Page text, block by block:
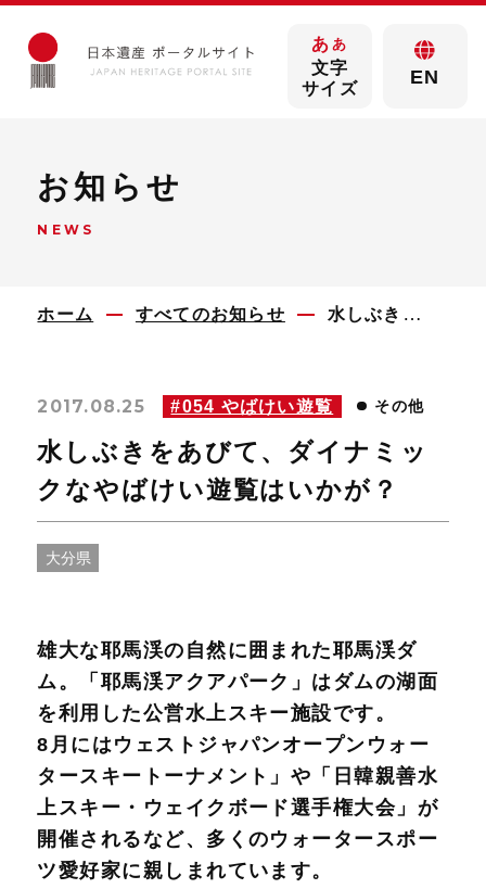
あ あ
文字
サイズ
EN
お知らせ
NEWS
ホーム すべてのお知らせ 水しぶきをあびて、ダイナミックなやばけい遊覧はいかが？
2017.08.25 #054 やばけい遊覧 その他
水しぶきをあびて、ダイナミッ
クなやばけい遊覧はいかが？
大分県
雄大な耶馬渓の自然に囲まれた耶馬渓ダ
ム。「耶馬渓アクアパーク」はダムの湖面
を利用した公営水上スキー施設です。
8月にはウェストジャパンオープンウォー
タースキートーナメント」や「日韓親善水
上スキー・ウェイクボード選手権大会」が
開催されるなど、多くのウォータースポー
ツ愛好家に親しまれています。